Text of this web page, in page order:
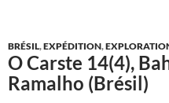
BRÉSIL,EXPÉDITION,
O Carste 14(4),
Ramalho (Brésil)